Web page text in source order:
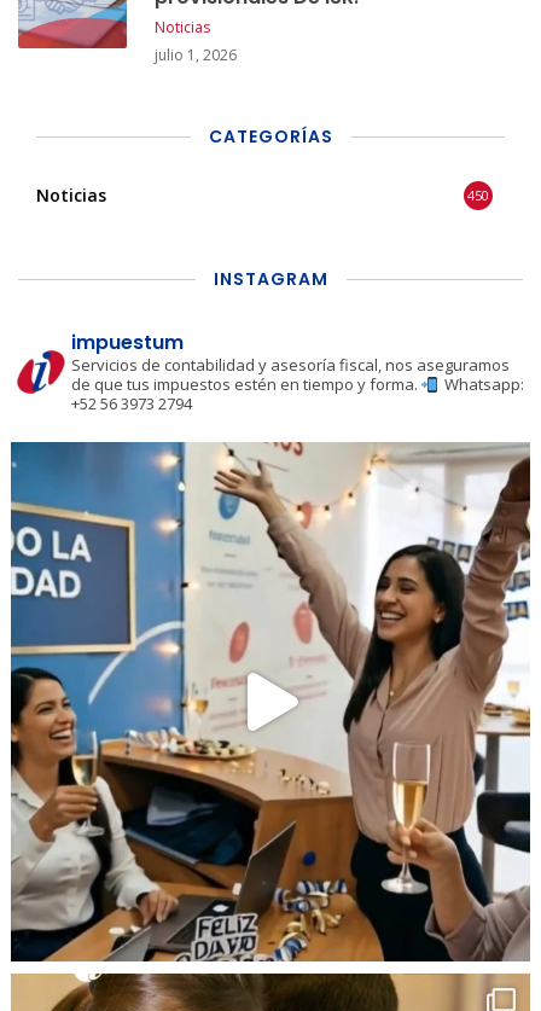
Noticias
julio 1, 2026
CATEGORÍAS
Noticias 450
INSTAGRAM
impuestum
Servicios de contabilidad y asesoría fiscal, nos aseguramos
de que tus impuestos estén en tiempo y forma.
Whatsapp:
+52 56 3973 2794